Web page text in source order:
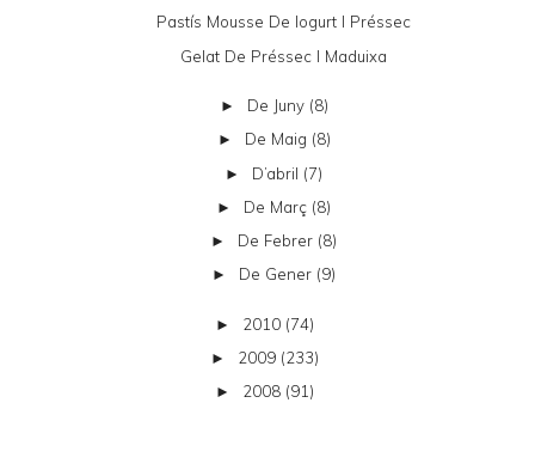
Pastís Mousse De Iogurt I Préssec
Gelat De Préssec I Maduixa
► De Juny (8)
► De Maig (8)
► D’abril (7)
► De Març (8)
► De Febrer (8)
► De Gener (9)
► 2010 (74)
► 2009 (233)
► 2008 (91)